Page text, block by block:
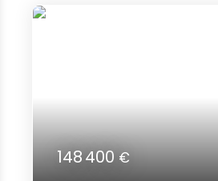
offre un cachet
vie de qualité. Son
belle parcelle permet
projets de construction .
viabiliser, avec les réseaux
148 400€